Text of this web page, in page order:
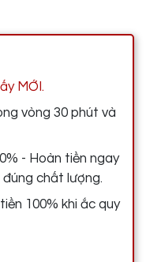
MỚI.
vòng 30 phút và
- Hoàn tiền ngay
chất lượng.
100% khi ắc quy